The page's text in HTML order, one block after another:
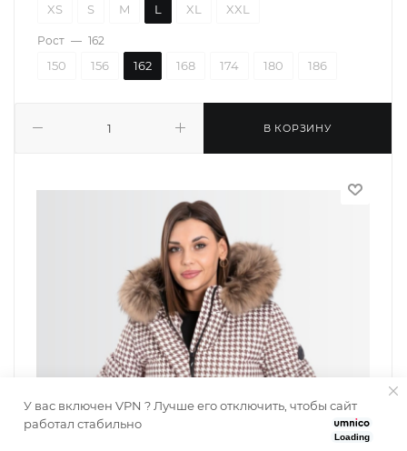
В КОРЗИНУ
XS S M L XL XXL
Рост — 162
150 156 162 168 174 180 186
Loading
У вас включен VPN ? Лучше его отключить, чтобы сайт
работал стабильно